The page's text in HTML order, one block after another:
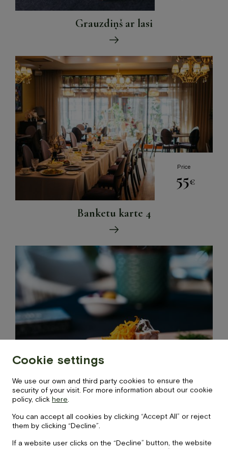
Grauzdiņš ar lasi
Price
55€
Banketu karte 4
Cookie settings
We use our own and third party cookies to ensure the
security of your visit. For more information about our cookie
policy, click here
You can accept all cookies by clicking “Accept All” or reject
them by clicking “Decline”.
If a website user clicks on the “Decline” button, the website